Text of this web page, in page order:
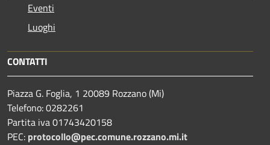
Eventi
Luoghi
CONTATTI
Piazza G. Foglia, 1 20089 Rozzano (Mi)
Telefono: 0282261
Partita iva 01743420158
PEC: protocollo@pec.comune.rozzano.mi.it